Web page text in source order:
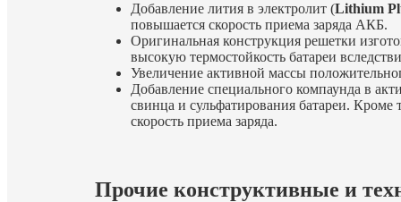
Добавление лития в электролит (Lithium
повышается скорость приема заряда АКБ.
Оригинальная конструкция решетки
высокую термостойкость батареи
Увеличение активной массы
Добавление специального компаунда в
свинца и сульфатирования батареи.
скорость приема заряда.
Прочие конструктивные и